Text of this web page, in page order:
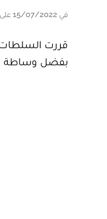
في 15/07/2022 على الساعة 18:45
قررت السلطات
بفضل وساطة